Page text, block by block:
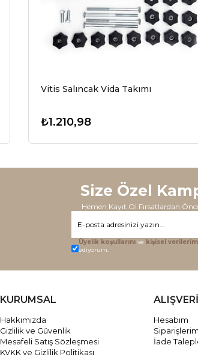
Vitis Salıncak Vida Takımı
₺1.210,98
Size Özel
Hemen Kayıt Ol Fırsatlardan
Üyelik koşullarınıve kişisel
ediyorum.
KURUMSAL
Hakkımızda
Gizlilik ve Güvenlik
Mesafeli Satış Sözleşmesi
KVKK ve Gizlilik Politikası
Hesabım
Siparişlerim
İade